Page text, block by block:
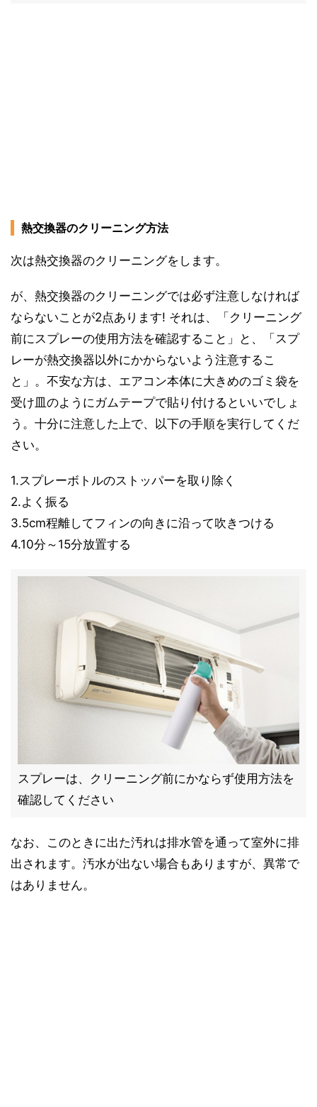
熱交換器のクリーニング方法
次は熱交換器のクリーニングをします。
が、熱交換器のクリーニングでは必ず注意しなければ
ならないことが2点あります! それは、「クリーニング
前にスプレーの使用方法を確認すること」と、「スプ
レーが熱交換器以外にかからないよう注意するこ
と」。不安な方は、エアコン本体に大きめのゴミ袋を
受け皿のようにガムテープで貼り付けるといいでしょ
う。十分に注意した上で、以下の手順を実行してくだ
さい。
1.スプレーボトルのストッパーを取り除く
2.よく振る
3.5cm程離してフィンの向きに沿って吹きつける
4.10分～15分放置する
スプレーは、クリーニング前にかならず使用方法を
確認してください
なお、このときに出た汚れは排水管を通って室外に排
出されます。汚水が出ない場合もありますが、異常で
はありません。